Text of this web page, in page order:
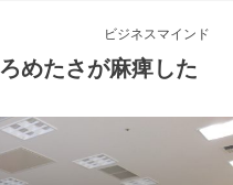
ビジネスマインド
めたさが麻痺した